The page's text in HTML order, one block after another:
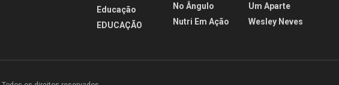
Educação
EDUCAÇÃO
No Ângulo
Nutri Em Ação
Um Aparte
Wesley Neves